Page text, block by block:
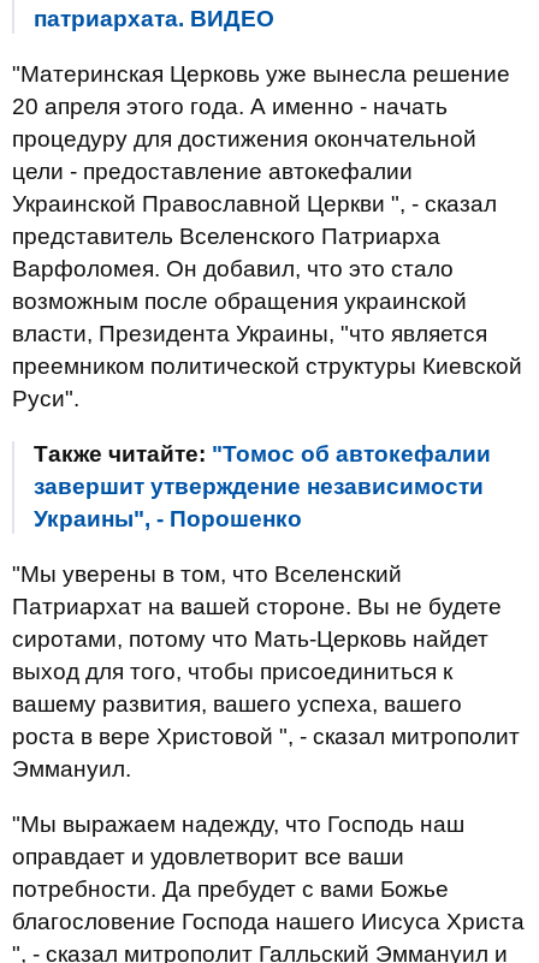
патриархата. ВИДЕО
"Материнская Церковь уже вынесла решение
20 апреля этого года. А именно - начать
процедуру для достижения окончательной
цели - предоставление автокефалии
Украинской Православной Церкви ", - сказал
представитель Вселенского Патриарха
Варфоломея. Он добавил, что это стало
возможным после обращения украинской
власти, Президента Украины, "что является
преемником политической структуры Киевской
Руси".
Также читайте: "Томос об автокефалии
завершит утверждение независимости
Украины", - Порошенко
"Мы уверены в том, что Вселенский
Патриархат на вашей стороне. Вы не будете
сиротами, потому что Мать-Церковь найдет
выход для того, чтобы присоединиться к
вашему развития, вашего успеха, вашего
роста в вере Христовой ", - сказал митрополит
Эммануил.
"Мы выражаем надежду, что Господь наш
оправдает и удовлетворит все ваши
потребности. Да пребудет с вами Божье
благословение Господа нашего Иисуса Христа
", - сказал митрополит Галльский Эммануил и